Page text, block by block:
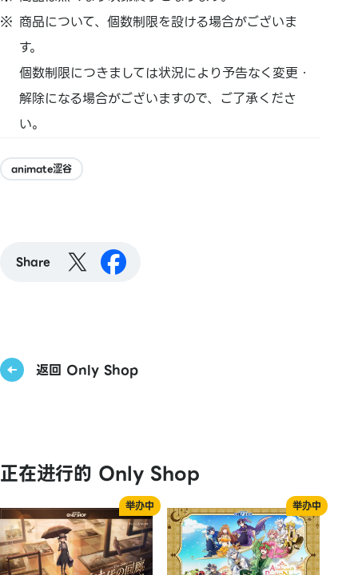
商品について、個数制限を設ける場合がございま
す。
個数制限につきましては状況により予告なく変更・
解除になる場合がございますので、ご了承くださ
い。
animate涩谷
Share
返回 Only Shop
正在进行的 Only Shop